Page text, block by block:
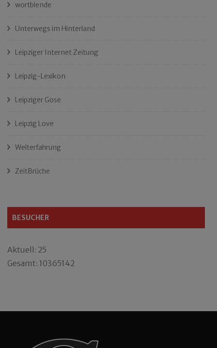
wortblende
Unterwegs im Hinterland
Leipziger Internet Zeitung
Leipzig-Lexikon
Leipziger Gose
Leipzig Love
Welterfahrung
ZeitBrüche
BESUCHER
Aktuell: 25
Gesamt: 10365142